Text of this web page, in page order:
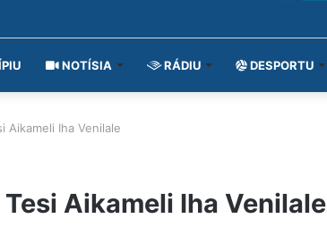
NOTÍSIA RÁDIU DESPORTU
Aikameli Iha Venilale
Aikameli Iha Venilale